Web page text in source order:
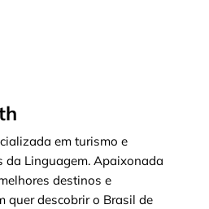
em turismo e
da Linguagem. Apaixonada
destinos e
quer descobrir o Brasil de